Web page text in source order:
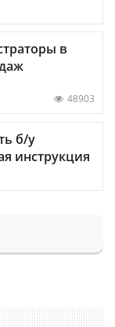
в
48903
б/у
инструкция